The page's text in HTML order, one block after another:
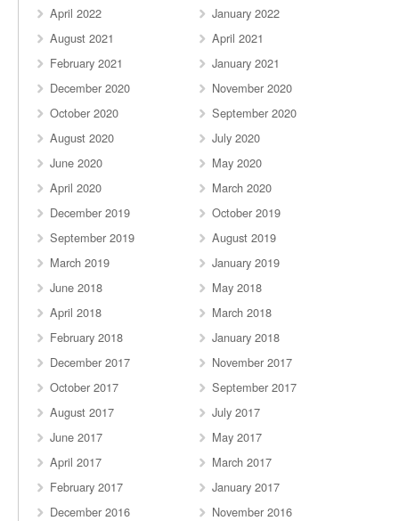
April 2022
January 2022
August 2021
April 2021
February 2021
January 2021
December 2020
November 2020
October 2020
September 2020
August 2020
July 2020
June 2020
May 2020
April 2020
March 2020
December 2019
October 2019
September 2019
August 2019
March 2019
January 2019
June 2018
May 2018
April 2018
March 2018
February 2018
January 2018
December 2017
November 2017
October 2017
September 2017
August 2017
July 2017
June 2017
May 2017
April 2017
March 2017
February 2017
January 2017
December 2016
November 2016